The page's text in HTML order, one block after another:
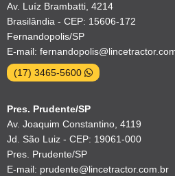
Av. Luíz Brambatti, 4214
Brasilândia - CEP: 15606-172
Fernandopolis/SP
E-mail:
(17) 3465-5600
Pres. Prudente/SP
Av. Joaquim Constantino, 4119
Jd. São Luiz - CEP: 19061-000
Pres. Prudente/SP
E-mail: prudente@lincetractor.com.br